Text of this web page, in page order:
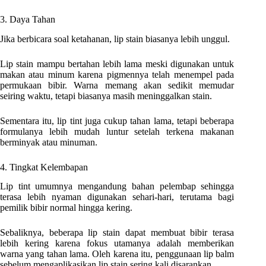
3. Daya Tahan
Jika berbicara soal ketahanan, lip stain biasanya lebih unggul.
Lip stain mampu bertahan lebih lama meski digunakan untuk
makan atau minum karena pigmennya telah menempel pada
permukaan bibir. Warna memang akan sedikit memudar
seiring waktu, tetapi biasanya masih meninggalkan stain.
Sementara itu, lip tint juga cukup tahan lama, tetapi beberapa
formulanya lebih mudah luntur setelah terkena makanan
berminyak atau minuman.
4. Tingkat Kelembapan
Lip tint umumnya mengandung bahan pelembap sehingga
terasa lebih nyaman digunakan sehari-hari, terutama bagi
pemilik bibir normal hingga kering.
Sebaliknya, beberapa lip stain dapat membuat bibir terasa
lebih kering karena fokus utamanya adalah memberikan
warna yang tahan lama. Oleh karena itu, penggunaan lip balm